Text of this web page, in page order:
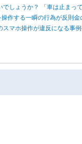
でしょうか？ 「車は止まっ
作する一瞬の行為が反則金
マホ操作が違反になる事例